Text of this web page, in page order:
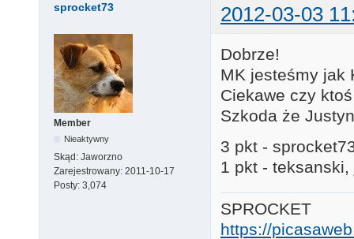
sprocket73 2012-03-03
Member
Nieaktywny
Skąd: Jaworzno
Zarejestrowany: 2011-10-17
Posty: 3,074
Dobrze!
MK jesteśmy jak
Ciekawe czy
Szkoda że
3 pkt -
1 pkt - teksanski,
SPROCKET
https://